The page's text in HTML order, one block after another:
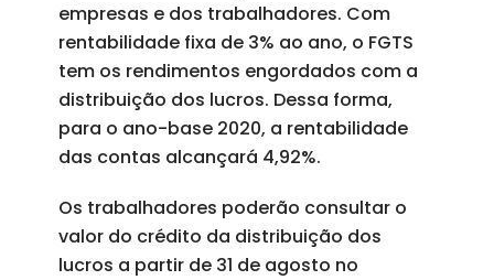
empresas e dos trabalhadores. Com
rentabilidade fixa de 3% ao ano, o FGTS
tem os rendimentos engordados com a
distribuição dos lucros. Dessa forma,
para o ano-base 2020, a rentabilidade
das contas alcançará 4,92%.
Os trabalhadores poderão consultar o
valor do crédito da distribuição dos
lucros a partir de 31 de agosto no